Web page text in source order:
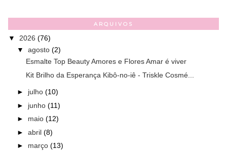
ARQUIVOS
▼ 2026 (76)
▼ agosto (2)
Esmalte Top Beauty Amores e Flores Amar é viver
Kit Brilho da Esperança Kibô-no-iê - Triskle Cosmé...
► julho (10)
► junho (11)
► maio (12)
► abril (8)
► março (13)